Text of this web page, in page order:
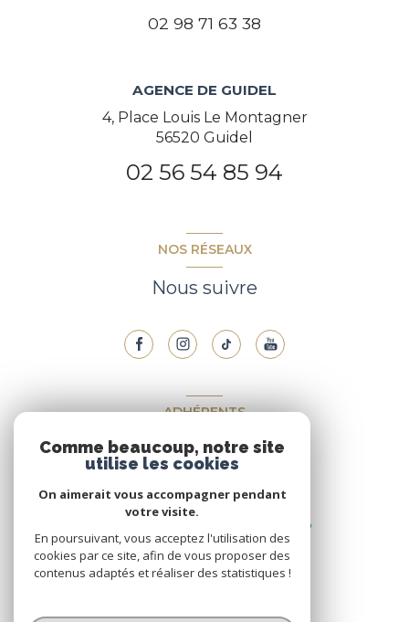
02 98 71 63 38
AGENCE DE GUIDEL
4, Place Louis Le Montagner
56520 Guidel
02 56 54 85 94
NOS RÉSEAUX
Nous suivre
ADHÉRENTS
Nous adhérons
Comme beaucoup, notre site
utilise les cookies
On aimerait vous accompagner pendant
votre visite.
En poursuivant, vous acceptez l'utilisation des
cookies par ce site, afin de vous proposer des
contenus adaptés et réaliser des statistiques !